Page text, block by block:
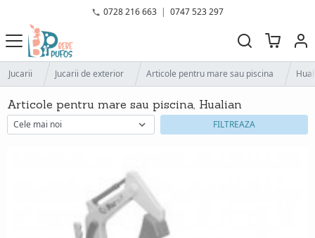
0728 216 663 | 0747 523 297
Jucarii Jucarii de exterior Articole pentru mare sau piscina
Articole pentru mare sau piscina, Hualian
FILTREAZA